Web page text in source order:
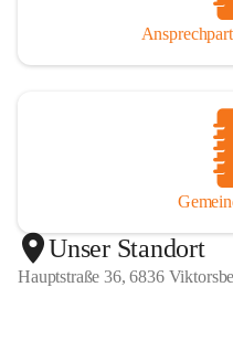
Unser Standort
Hauptstraße 36, 6836